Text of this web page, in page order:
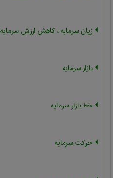
زیان سرمایه ، کاهش ارزش سرمایه
بازار سرمایه
خط بازار سرمایه
حرکت سرمایه